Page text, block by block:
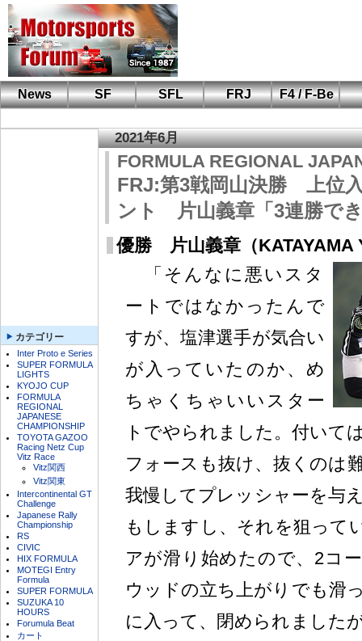
News SF SFL FRJ
F4 / F-Be
カテゴリー
Inter Proto e Series
SUPER FORMULA
LIGHTS
KYOJO CUP
FORMULA
REGIONAL
JAPANESE
CHAMPIONSHIP
TOYOTA GAZOO
Racing Netz Cup
Vitz Race
Vitz関西
Vitz関東
Intercontinental GT
Challenge
Japanese Rally
Championship
RS
CIVIC
HIX FORMULA
MOTEGI Entry
Formula
SUPER FORMULA
SUZUKA 10
HOURS
Forumula Beat
カート
2021年6月
FORMULA REGIONAL
FRJ:第3戦岡山決勝 上位
ント 片山義章「3連勝で
優勝 片山義章（KATAYAMA
「そんなに悪いスタ
ートではなかったんで
すが、塩津選手が気合い
が入っていたのか、め
ちゃくちゃいいスター
トでやられました。付いて
フォースも抜け、抜くのは
我慢してプレッシャーを与
もしますし、それを狙って
アが滑り始めたので、2コ
ウッドの立ち上がりでも滑
に入って、閉められました